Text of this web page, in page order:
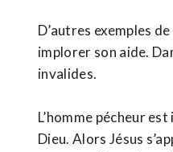
D’autres exemples
implorer son aide.
invalides.
L’homme pécheur
Dieu. Alors Jésus